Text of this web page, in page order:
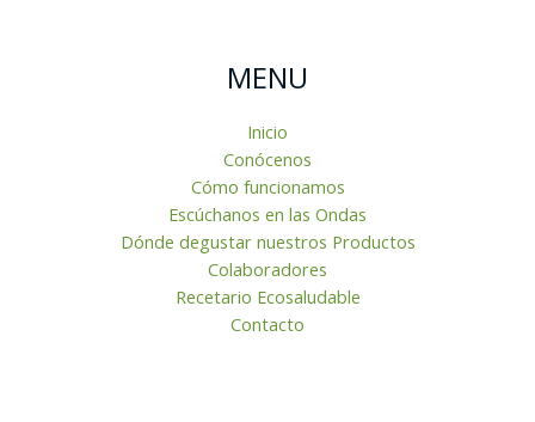
MENU
Inicio
Conócenos
Cómo funcionamos
Escúchanos en las Ondas
Dónde degustar nuestros Productos
Colaboradores
Recetario Ecosaludable
Contacto